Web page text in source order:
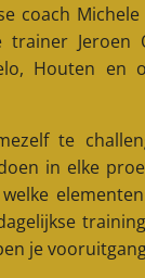
coach
trainer Jeroen
Houten en
te
in elke
je